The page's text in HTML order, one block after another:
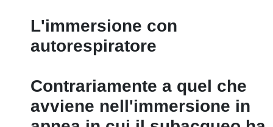
L'immersione con
autorespiratore
Contrariamente a quel che
avviene nell'immersione in